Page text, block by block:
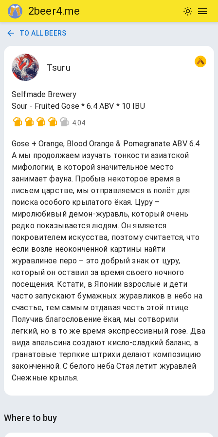
2beer4.me
TO ALL BEERS
Tsuru
Selfmade Brewery
Sour - Fruited Gose * 6.4 ABV * 10 IBU
4.04
Gose + Orange, Blood Orange & Pomegranate ABV 6.4
А мы продолжаем изучать тонкости азиатской
мифологии, в которой значительное место
занимает фауна. Пробыв некоторое время в
лисьем царстве, мы отправляемся в полёт для
поиска особого крылатого ёкая. Цуру –
миролюбивый демон-журавль, который очень
редко показывается людям. Он является
покровителем искусства, поэтому считается, что
если возле неоконченной картины найти
журавлиное перо – это добрый знак от цуру,
который он оставил за время своего ночного
посещения. Кстати, в Японии взрослые и дети
часто запускают бумажных журавликов в небо на
счастье, тем самым отдавая честь этой птице.
Получив благословение ёкая, мы сотворили
легкий, но в то же время экспрессивный гозе. Два
вида апельсина создают кисло-сладкий баланс, а
гранатовые терпкие штрихи делают композицию
законченной. С белого неба Стая летит журавлей
Снежные крылья.
Where to buy